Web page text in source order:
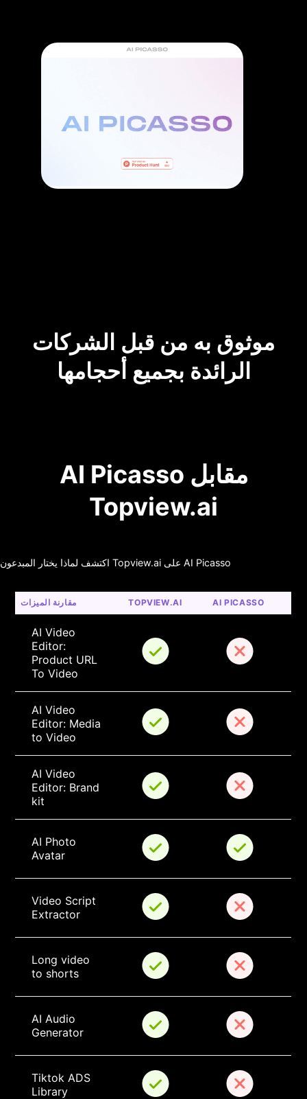
موثوق به من قبل الشركات
الرائدة بجميع أحجامها
AI Picasso مقابل
Topview.ai
اكتشف لماذا يختار المبدعون Topview.ai على AI Picasso
مقارنة الميزات TOPVIEW.AI AI PICASSO
AI Video
Editor:
Product URL
To Video
AI Video
Editor: Media
to Video
AI Video
Editor: Brand
kit
AI Photo
Avatar
Video Script
Extractor
Long video
to shorts
AI Audio
Generator
Tiktok ADS
Library